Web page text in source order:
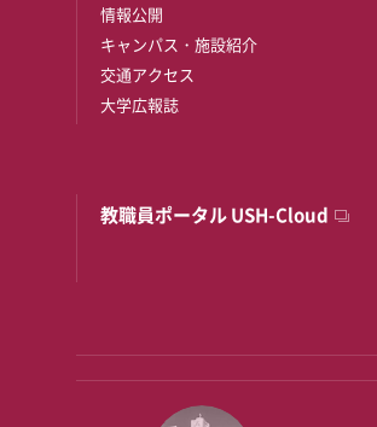
情報公開
キャンパス・施設紹介
交通アクセス
大学広報誌
教職員ポータル USH-Cloud